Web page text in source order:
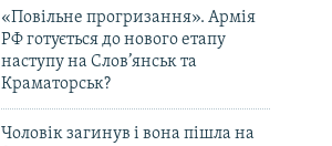
«Повільне прогризання». Армія
РФ готується до нового етапу
наступу на Слов’янськ та
Краматорськ?
Чоловік загинув і вона пішла на